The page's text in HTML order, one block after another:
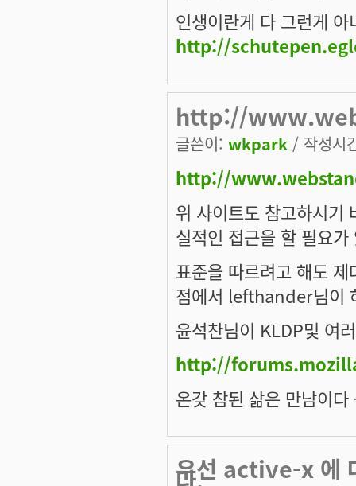
인생이란게 다 그런게
http://
http://
글쓴이: wkpark / 작성시
http://
위 사이트도 참고하시기
실적인 접근을 할 필요
표준을 따르려고 해도
점에서 lefthander님이
윤석찬님이 KLDP및 여
http://
온갖 참된 삶은 만남이
우선 active-x 에
다.